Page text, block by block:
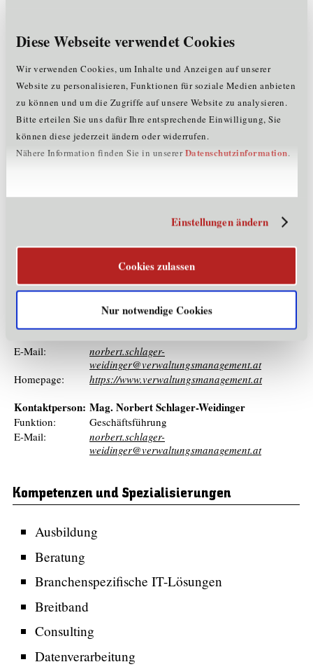
Diese Webseite verwendet Cookies
Wir verwenden Cookies, um Inhalte und Anzeigen auf unserer
Website zu personalisieren, Funktionen für soziale Medien anbieten
zu können und um die Zugriffe auf unsere Website zu analysieren.
Bitte erteilen Sie uns dafür Ihre entsprechende Einwilligung, Sie
können diese jederzeit ändern oder widerrufen.
Nähere Information finden Sie in unsererDatenschutzinformation.
Einstellungen ändern
Cookies zulassen
Nur notwendige Cookies
4. Business Process Management
5. Nutzenmessung von IT-Systemen
6. Schulungen
Unternehmensdaten
Zusatz
Firmenname:
Institut für Verwaltungsmanagement GmbH
Mitarbeiter:
<= 5
Kontaktinformationen
PLZ:
6020
Innsbruck
E-Mail:
norbert.schlager-
weidinger@verwaltungsmanagement.at
Homepage:
https://www.verwaltungsmanagement.at
Kontaktperson: Mag. Norbert Schlager-Weidinger
Funktion:
Geschäftsführung
E-Mail:
norbert.schlager-
weidinger@verwaltungsmanagement.at
Kompetenzen und Spezialisierungen
Ausbildung
Beratung
Branchenspezifische IT-Lösungen
Breitband
Consulting
Datenverarbeitung